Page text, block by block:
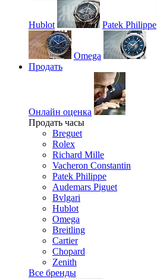
Hublot Patek Philippe
Omega
Продать
Онлайн оценка
Продать часы
Breguet
Rolex
Richard Mille
Vacheron Constantin
Patek Philippe
Audemars Piguet
Bvlgari
Hublot
Omega
Breitling
Cartier
Chopard
Zenith
Все бренды